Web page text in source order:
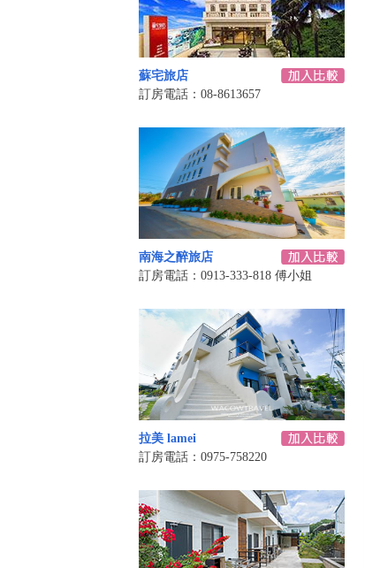
蘇宅旅店
訂房電話：08-8613657
南海之醉旅店
訂房電話：0913-333-818 傅小姐
拉美 lamei
訂房電話：0975-758220